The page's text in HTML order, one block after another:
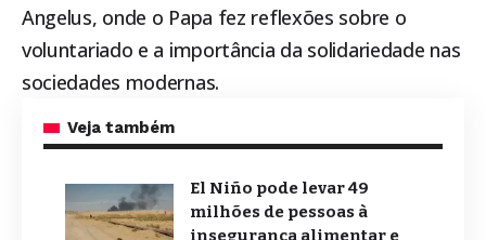
Angelus, onde o Papa fez reflexões sobre o
voluntariado e a importância da solidariedade nas
sociedades modernas.
Veja também
El Niño pode levar 49
milhões de pessoas à
insegurança alimentar e